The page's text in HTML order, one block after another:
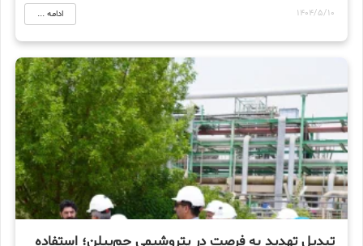
1404/5/10 ادامه ...
تبدیل تهدید به فرصت در پتروشیمی جم‌پیلن؛ استفاده